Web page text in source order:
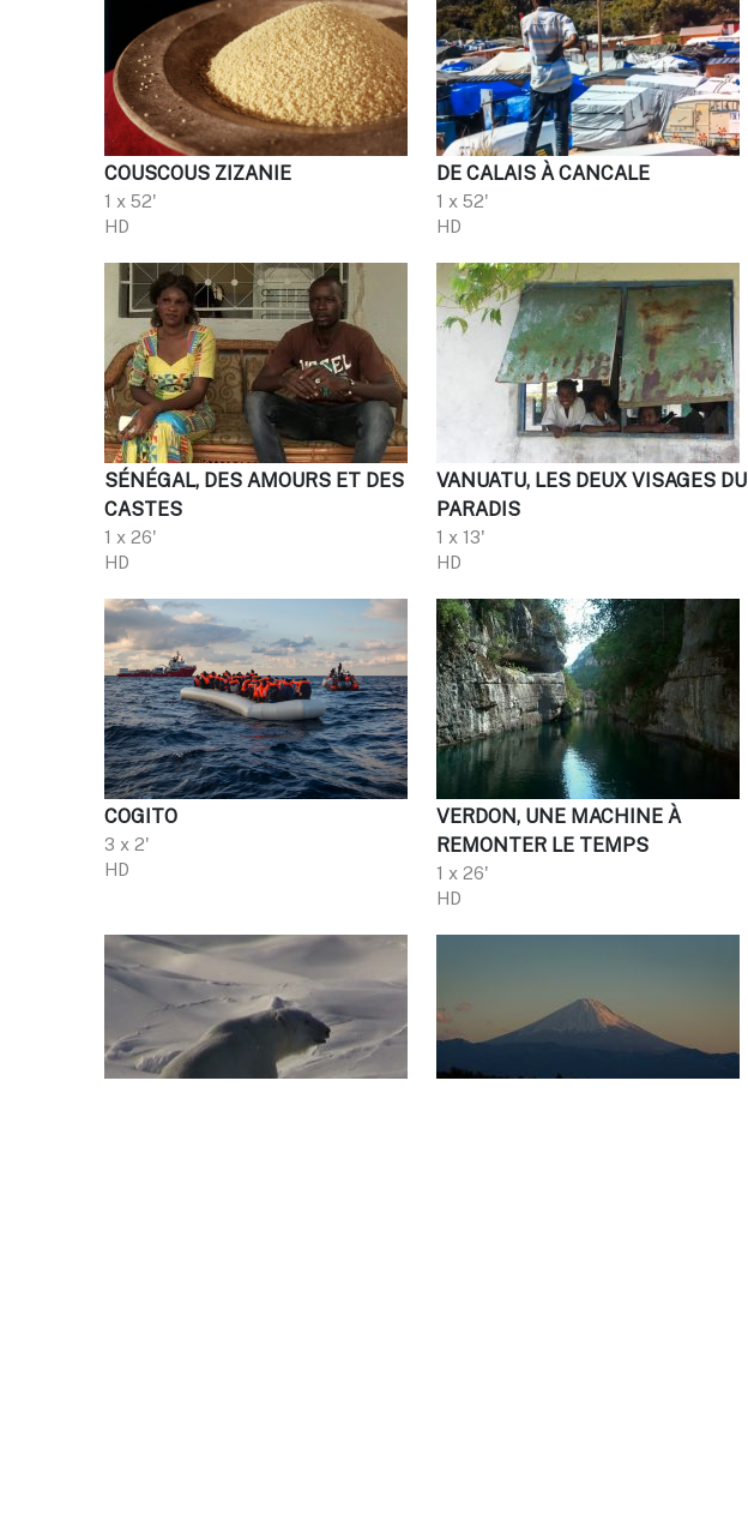
COUSCOUS ZIZANIE
1 x 52'
HD
DE CALAIS À CANCALE
1 x 52'
HD
SÉNÉGAL, DES AMOURS ET DES
CASTES
1 x 26'
HD
VANUATU, LES DEUX VISAGES DU
PARADIS
1 x 13'
HD
COGITO
3 x 2'
HD
VERDON, UNE MACHINE À
REMONTER LE TEMPS
1 x 26'
HD